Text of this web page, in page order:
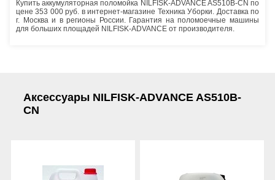
Купить аккумуляторная поломойка NILFISK-ADVANCE AS510B-CN по
цене 353 000 руб. в интернет-магазине Техника Уборки. Доставка по
г. Москва и в регионы России. Гарантия на поломоечные машины
для больших площадей NILFISK-ADVANCE от производителя.
Аксессуары NILFISK-ADVANCE AS510B-
CN